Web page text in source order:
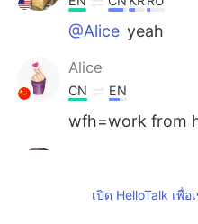
@Alice yeah
Alice
CN EN
wfh=work from
เปิด HelloTalk เพื่